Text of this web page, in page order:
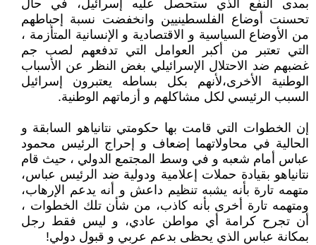
بمدى النفع الذي ستحصل عليه إسرائيل، في حال
تحسنت أوضاع الفلسطينيين وانخفضت نسبة إحباطهم
من الأوضاع السياسية و الاقتصادية و الإنسانية المتأزمة ،
التي تعتبر من أكبر العوامل التي تدفعهم لصب جم
غضبهم ضد الاحتلال الإسرائيلي بغض النظر عن الأسباب
الوطنية الأخرى،لأنهم بكل بساطه يعتبرون إسرائيل
السبب الرئيسي لكل مشاكلهم و أزماتهم الوطنية.
إن الخطوات التي قامت بها حكومتي نتانياهو السابقة و
الحالية في محاولاتهما إضعاف و إحراج الرئيس محمود
عباس أمام شعبه و في وسط المجتمع الدولي ، حيث قام
نتانياهو بقيادة حملات إعلامية ودولية ضد الرئيس عباس،
متهمه تارة بأنه يشبه تنظيم داعش و أنه يدعم الإرهاب،
ومتهمه تارة أخرى بأنه كاذب، من شأن تلك الخطوات ،
أن تجرح كرامة أي مواطن عادي، و ليس فقط رجل
بمكانة عباس الذي يحظى بدعم عربي و قبول دولي!